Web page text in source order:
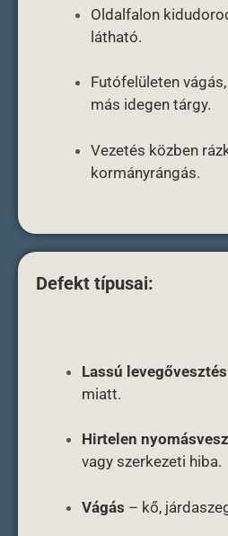
Oldalfalon
látható.
Futófelületen
más idegen tárgy.
Vezetés közben
kormányrángás.
Defekt típusai:
Lassú levegővesztés
miatt.
Hirtelen
vagy szerkezeti hiba.
Vágás – kő,